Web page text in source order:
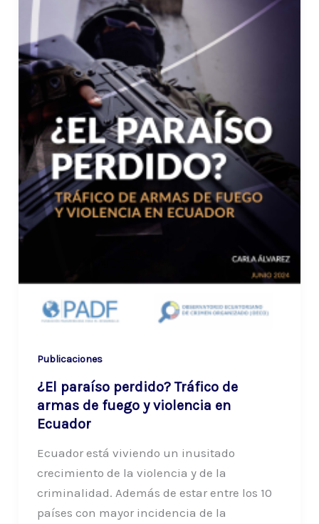
Publicaciones
¿El paraíso perdido? Tráfico de
armas de fuego y violencia en
Ecuador
Ecuador está viviendo un inusitado
crecimiento de la violencia y de la
criminalidad. Además de estar entre los 10
países con mayor incidencia de la